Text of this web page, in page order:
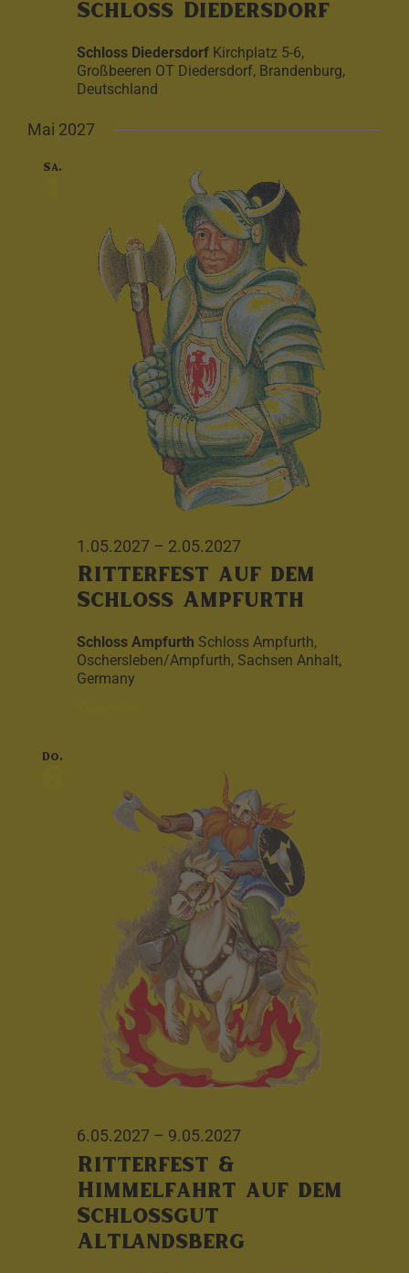
Schloss Diedersdorf
Schloss Diedersdorf Kirchplatz 5-6,
Großbeeren OT Diedersdorf, Brandenburg,
Deutschland
Mai 2027
Sa.
1.05.2027 – 2.05.2027
Ritterfest auf dem
Schloss Ampfurth
Schloss Ampfurth Schloss Ampfurth,
Oschersleben/Ampfurth, Sachsen Anhalt,
Germany
Do.
6.05.2027 – 9.05.2027
Ritterfest &
Himmelfahrt auf dem
Schlossgut
Altlandsberg